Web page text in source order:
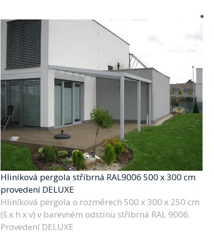
Hliníková pergola stříbrná RAL9006 500 x 300 cm
provedení DELUXE
Hliníková pergola o rozměrech 500 x 300 x 250 cm
(š x h x v) v barevném odstínu stříbrná RAL 9006.
Provedení DELUXE